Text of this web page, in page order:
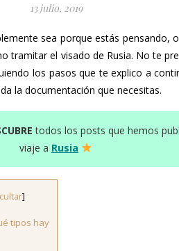
13 julio, 2019
sea porque estás pensando,
tramitar el visado de Rusia. No te
los pasos que te explico a
la documentación que necesitas.
todos los posts que hemos
viaje a Rusia
]
tipos hay